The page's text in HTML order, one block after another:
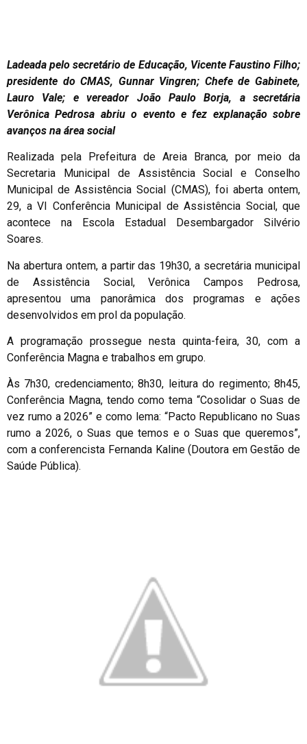
Ladeada pelo secretário de Educação, Vicente Faustino Filho;
presidente do CMAS, Gunnar Vingren; Chefe de Gabinete,
Lauro Vale; e vereador João Paulo Borja, a secretária
Verônica Pedrosa abriu o evento e fez explanação sobre
avanços na área social
Realizada pela Prefeitura de Areia Branca, por meio da
Secretaria Municipal de Assistência Social e Conselho
Municipal de Assistência Social (CMAS), foi aberta ontem,
29, a VI Conferência Municipal de Assistência Social, que
acontece na Escola Estadual Desembargador Silvério
Soares.
Na abertura ontem, a partir das 19h30, a secretária municipal
de Assistência Social, Verônica Campos Pedrosa,
apresentou uma panorâmica dos programas e ações
desenvolvidos em prol da população.
A programação prossegue nesta quinta-feira, 30, com a
Conferência Magna e trabalhos em grupo.
Às 7h30, credenciamento; 8h30, leitura do regimento; 8h45,
Conferência Magna, tendo como tema “Cosolidar o Suas de
vez rumo a 2026” e como lema: “Pacto Republicano no Suas
rumo a 2026, o Suas que temos e o Suas que queremos”,
com a conferencista Fernanda Kaline (Doutora em Gestão de
Saúde Pública).